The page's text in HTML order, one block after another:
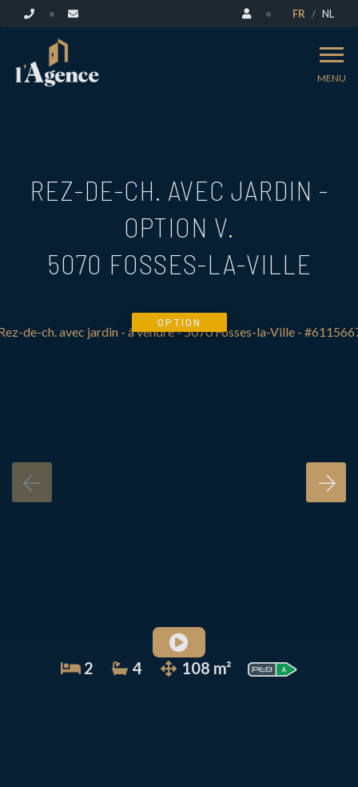
FR NL
MENU
REZ-DE-CH. AVEC JARDIN -
OPTION V.
5070 FOSSES-LA-VILLE
OPTION
2 4 108 m²